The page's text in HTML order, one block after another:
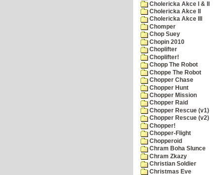
Cholericka Akce I & II
Cholericka Akce II
Cholericka Akce III
Chomper
Chop Suey
Chopin 2010
Choplifter
Choplifter!
Chopp The Robot
Choppe The Robot
Chopper Chase
Chopper Hunt
Chopper Mission
Chopper Raid
Chopper Rescue (v1)
Chopper Rescue (v2)
Chopper!
Chopper-Flight
Chopperoid
Chram Boha Slunce
Chram Zkazy
Christian Soldier
Christmas Eve